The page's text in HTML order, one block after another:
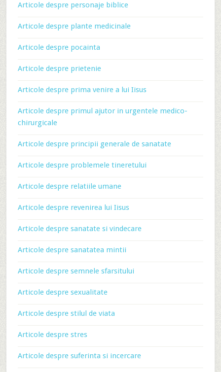
Articole despre personaje biblice
Articole despre plante medicinale
Articole despre pocainta
Articole despre prietenie
Articole despre prima venire a lui Iisus
Articole despre primul ajutor in urgentele medico-
chirurgicale
Articole despre principii generale de sanatate
Articole despre problemele tineretului
Articole despre relatiile umane
Articole despre revenirea lui Iisus
Articole despre sanatate si vindecare
Articole despre sanatatea mintii
Articole despre semnele sfarsitului
Articole despre sexualitate
Articole despre stilul de viata
Articole despre stres
Articole despre suferinta si incercare